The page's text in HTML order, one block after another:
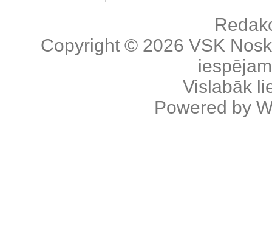
Copyright © 2026 VSK
Vislabāk
Powered by